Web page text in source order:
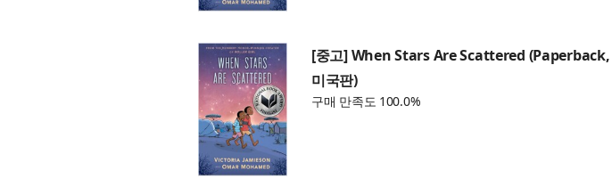
[중고] When Stars Are Scattered (Paperback,
미국판)
구매 만족도 100.0%